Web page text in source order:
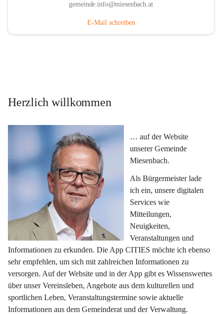
gemeinde.info@miesenbach.at
E-Mail schreiben
Herzlich willkommen
… auf der Website
unserer Gemeinde
Miesenbach.
Als Bürgermeister lade
ich ein, unsere digitalen
Services wie
Mitteilungen,
Neuigkeiten,
Veranstaltungen und
Informationen zu erkunden. Die App CITIES möchte ich ebenso
sehr empfehlen, um sich mit zahlreichen Informationen zu
versorgen. Auf der Website und in der App gibt es Wissenswertes
über unser Vereinsleben, Angebote aus dem kulturellen und
sportlichen Leben, Veranstaltungstermine sowie aktuelle
Informationen aus dem Gemeinderat und der Verwaltung.